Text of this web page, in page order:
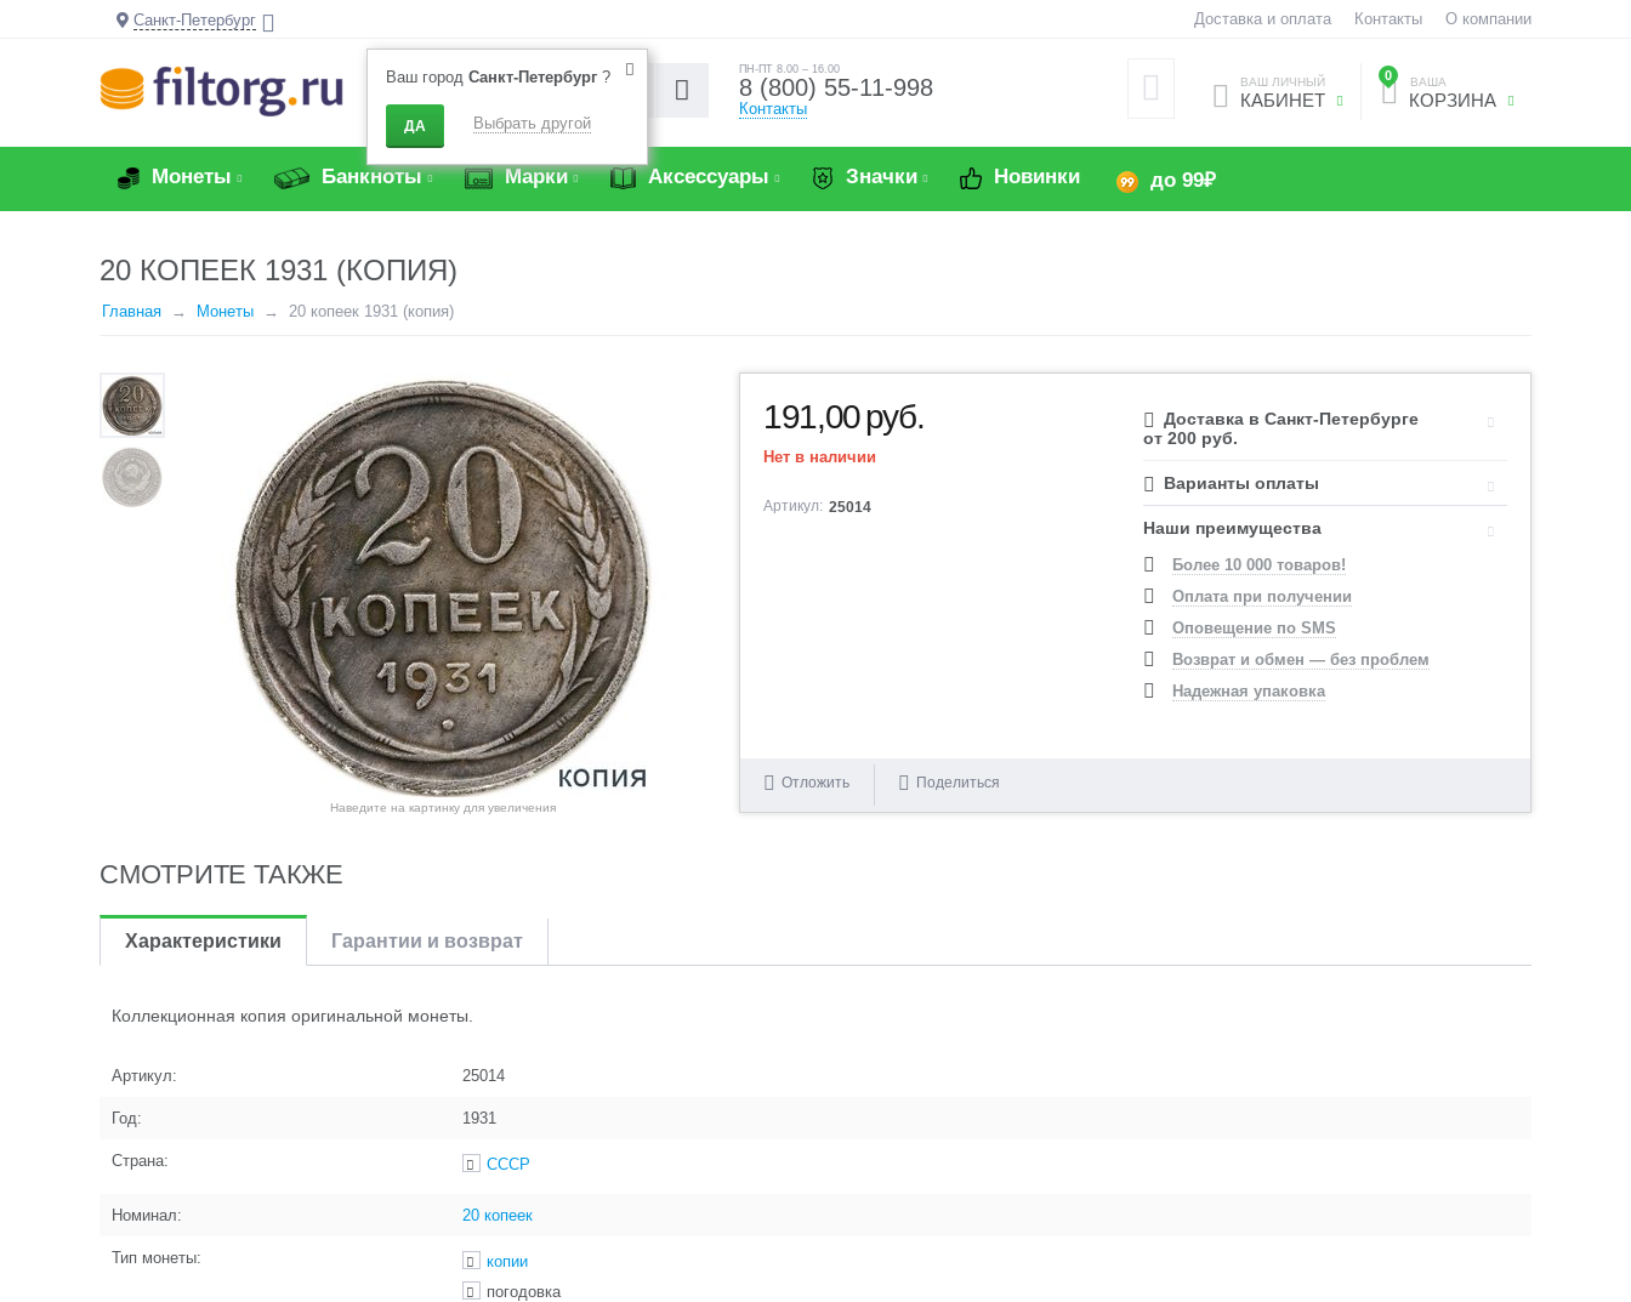
Санкт-Петербург
Ваш город Санкт-Петербург ?
ДА Выбрать другой
Доставка и оплата Контакты О компании
ПН-ПТ 8.00 – 16.00
8 (800) 55-11-998
Контакты
0 ВАША
КОРЗИНА
ВАШ ЛИЧНЫЙ
КАБИНЕТ
Монеты Банкноты Марки Аксессуары Значки Новинки до 99₽
20 КОПЕЕК 1931 (КОПИЯ)
Главная Монеты 20 копеек 1931 (копия)
Наведите на картинку для увеличения
191,00руб.
Нет в наличии
Артикул: 25014
Доставка в Санкт-Петербурге
от 200 руб.
Варианты оплаты
Наши преимущества
Более 10 000 товаров!
Оплата при получении
Оповещение по SMS
Возврат и обмен — без проблем
Надежная упаковка
Отложить Поделиться
СМОТРИТЕ ТАКЖЕ
Характеристики Гарантии и возврат
Коллекционная копия оригинальной монеты.
Артикул: 25014
Год: 1931
Страна: СССР
Номинал: 20 копеек
Тип монеты:
копии
погодовка